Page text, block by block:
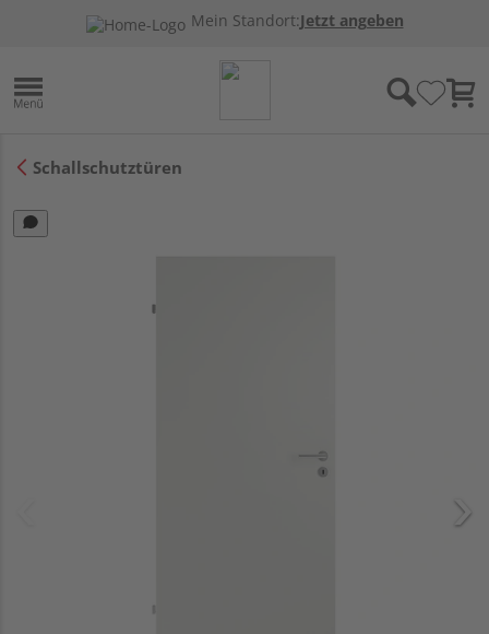
Mein Standort:Jetzt angeben
Schallschutztüren